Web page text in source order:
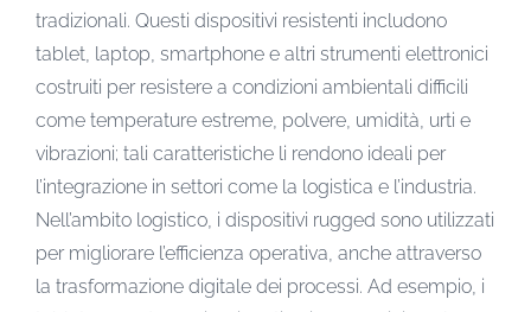
tradizionali. Questi dispositivi resistenti includono
tablet, laptop, smartphone e altri strumenti elettronici
costruiti per resistere a condizioni ambientali difficili
come temperature estreme, polvere, umidità, urti e
vibrazioni; tali caratteristiche li rendono ideali per
l’integrazione in settori come la logistica e l’industria.
Nell’ambito logistico, i dispositivi rugged sono utilizzati
per migliorare l’efficienza operativa, anche attraverso
la trasformazione digitale dei processi. Ad esempio, i